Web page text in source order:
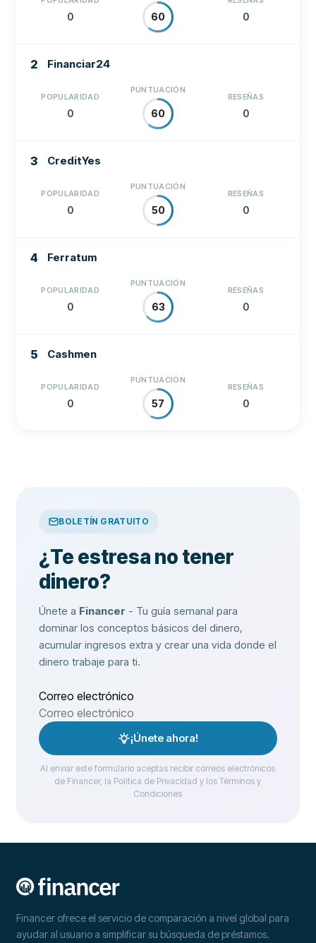
60 0
0
2 Financiar24
PUNTUACIÓN
60
RESEÑAS
0
POPULARIDAD
0
3 CreditYes
PUNTUACIÓN
50
RESEÑAS
0
POPULARIDAD
0
4 Ferratum
PUNTUACIÓN
63
RESEÑAS
0
POPULARIDAD
0
5 Cashmen
PUNTUACIÓN
57
RESEÑAS
0
POPULARIDAD
0
BOLETÍN GRATUITO
¿Te estresa no tener
dinero?
Únete a Financer - Tu guía semanal para
dominar los conceptos básicos del dinero,
acumular ingresos extra y crear una vida donde el
dinero trabaje para ti.
Correo electrónico
¡Únete ahora!
Al enviar este formulario aceptas recibir correos electrónicos
de Financer, la Política de Privacidad y los Términos y
Condiciones
Financer ofrece el servicio de comparación a nivel global para
ayudar al usuario a simplificar su búsqueda de préstamos.